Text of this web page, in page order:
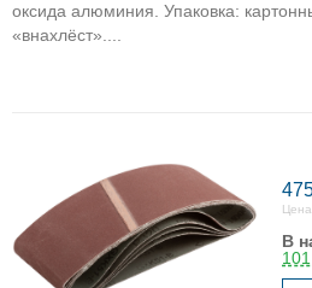
оксида алюминия. Упаковка:
«внахлёст»....
В